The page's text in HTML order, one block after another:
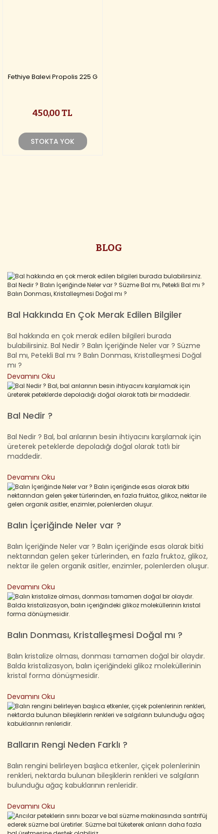
Fethiye Balevi Propolis 225 G
450,00 TL
STOKTA YOK
BLOG
Bal Hakkında En Çok Merak Edilen Bilgiler
Bal hakkında en çok merak edilen bilgileri burada
bulabilirsiniz. Bal Nedir ? Balın İçeriğinde Neler var ? Süzme
Bal mı, Petekli Bal mı ? Balın Donması, Kristalleşmesi Doğal
mı ?
Devamını Oku
Bal Nedir ?
Bal Nedir ? Bal, bal arılarının besin ihtiyacını karşılamak için
üreterek peteklerde depoladığı doğal olarak tatlı bir
maddedir.
Devamını Oku
Balın İçeriğinde Neler var ?
Balın İçeriğinde Neler var ? Balın içeriğinde esas olarak bitki
nektarından gelen şeker türlerinden, en fazla fruktoz, glikoz,
nektar ile gelen organik asitler, enzimler, polenlerden oluşur.
Devamını Oku
Balın Donması, Kristalleşmesi Doğal mı ?
Balın kristalize olması, donması tamamen doğal bir olaydır.
Balda kristalizasyon, balın içeriğindeki glikoz moleküllerinin
kristal forma dönüşmesidir.
Devamını Oku
Balların Rengi Neden Farklı ?
Balın rengini belirleyen başlıca etkenler, çiçek polenlerinin
renkleri, nektarda bulunan bileşiklerin renkleri ve salgıların
bulunduğu ağaç kabuklarının renleridir.
Devamını Oku